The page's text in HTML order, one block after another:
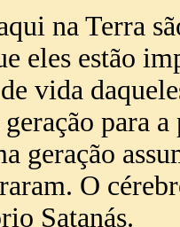
na Terra
eles estão
vida
para
geração
O
Satanás.